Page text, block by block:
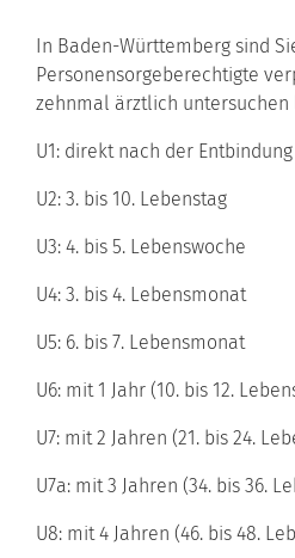
In Baden-Württemberg sind
Personensorgeberechtigte
zehnmal ärztlich untersuchen
U1: direkt nach der Entbindung
U2: 3. bis 10. Lebenstag
U3: 4. bis 5. Lebenswoche
U4: 3. bis 4. Lebensmonat
U5: 6. bis 7. Lebensmonat
U6: mit 1 Jahr (10. bis 12.
U7: mit 2 Jahren (21. bis 24.
U7a: mit 3 Jahren (34. bis 36.
U8: mit 4 Jahren (46. bis 48.